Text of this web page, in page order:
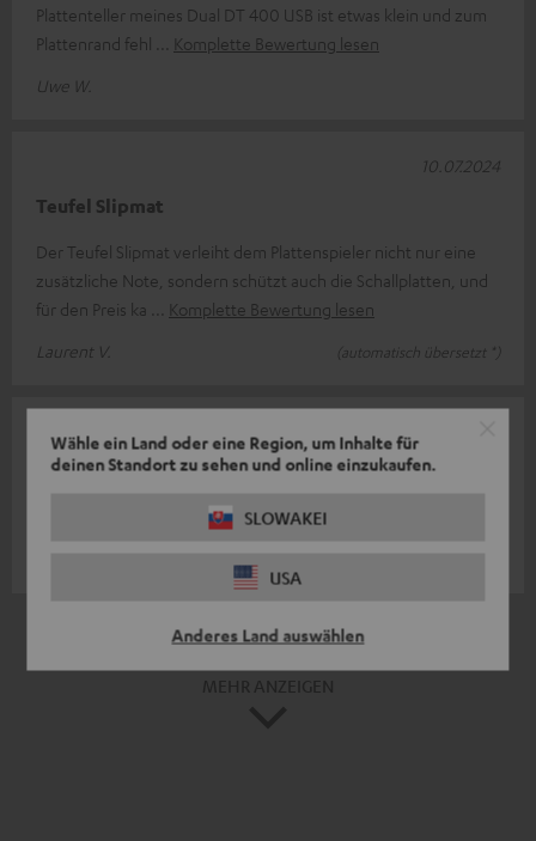
Wähle ein Land oder eine Region, um Inhalte für
deinen Standort zu sehen und online einzukaufen.
SLOWAKEI
USA
Anderes Land auswählen
Plattenteller meines Dual DT 400 USB ist etwas klein und zum
Plattenrand fehl
Komplette Bewertung lesen
Uwe W.
Teufel Slipmat
Der Teufel Slipmat verleiht dem Plattenspieler nicht nur eine
zusätzliche Note, sondern schützt auch die Schallplatten, und
für den Preis ka
Komplette Bewertung lesen
Laurent V.
(automatisch übersetzt *)
10.07.2024
Toller Eyecatcher
Passgenau und optisch wirkungsvoll.
automatisiert übersetzt durch